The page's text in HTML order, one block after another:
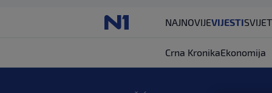
NAJNOVIJEVIJESTISVIJET
Crna KronikaEkonomija